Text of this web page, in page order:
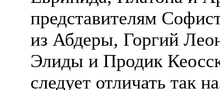
представителям
из Абдеры, Горгий
Элиды и Продик
следует отличать так